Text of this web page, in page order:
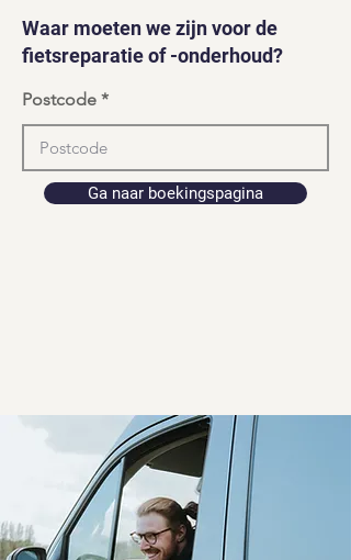
Waar moeten we zijn voor de
fietsreparatie of -onderhoud?
Postcode
Ga naar boekingspagina